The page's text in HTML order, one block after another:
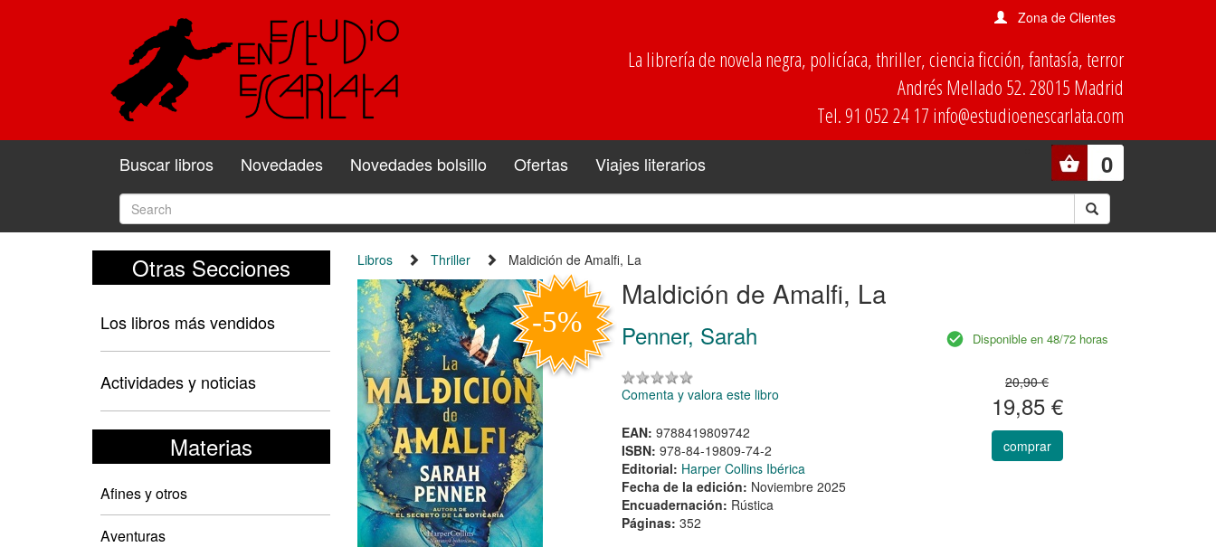
Zona de Clientes
La librería de novela negra, policíaca, thriller, ciencia ficción, fantasía, terror
Andrés Mellado 52. 28015 Madrid
Tel. 91 052 24 17 info@estudioenescarlata.com
0
Buscar libros Novedades Novedades bolsillo Ofertas Viajes literarios
Otras Secciones
Los libros más vendidos
Actividades y noticias
Materias
Afines y otros
Aventuras
Libros Thriller Maldición de Amalfi, La
Maldición de Amalfi, La
Penner, Sarah
Comenta y valora este libro
EAN: 9788419809742
ISBN: 978-84-19809-74-2
Editorial: Harper Collins Ibérica
Fecha de la edición: Noviembre 2025
Encuadernación: Rústica
Páginas: 352
Disponible en 48/72 horas
20,90 €
19,85 €
comprar